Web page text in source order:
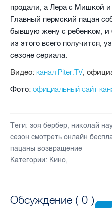
продали, а Лера с Мишкой и
Главный пермский пацан
бывшую жену с ребенком, и
из этого всего получится,
сезоне сериала.
Видео: канал Piter.TV,
Фото: официальный сайт
Теги: зоя бербер, николай
сезон смотреть онлайн
пацаны возвращение
Категории: Кино,
Обсуждение ( 0 )